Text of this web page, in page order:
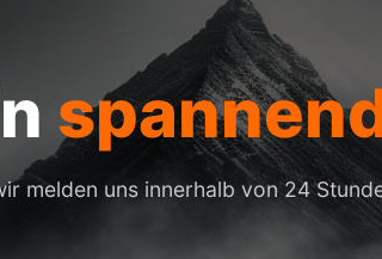
melden uns innerhalb von 24